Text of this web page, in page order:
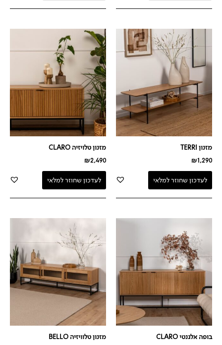
מזנון TERRI
₪1,290
לעדכון שחוזר למלאי
מזנון טלויזיה CLARO
₪2,490
לעדכון שחוזר למלאי
בופה אלגנטי CLARO מזנון טלוויזיה BELLO